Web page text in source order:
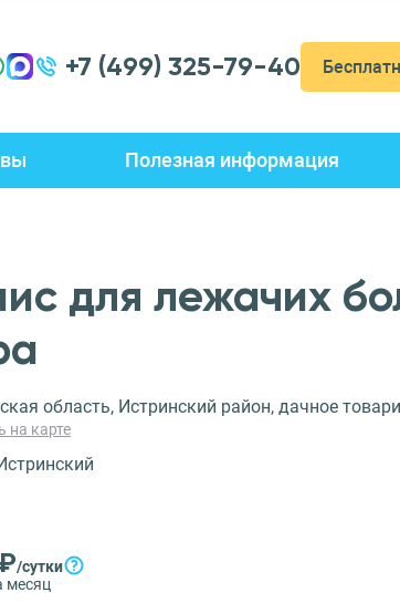
+7 (499) 325-79-40
Полезная информация
для лежачих
область, Истринский район, дачное
на карте
/сутки
месяц